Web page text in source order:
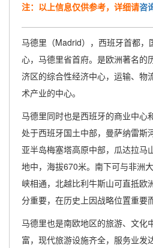
注：以上信息仅供参考，详细请咨
马德里（Madrid），西班牙首都，
心，马德里省首府。是欧洲著名的
济区的综合性经济中心，运输、物
术产业的中心。
马德里同时也是西班牙的商业中心
处于西班牙国土中部，曼萨纳雷斯
亚半岛梅塞塔高原中部，瓜达拉马
地中，海拔670米。南下可与非洲
峡相通，北越比利牛斯山可直抵欧
分重要，在历史上因战略位置重要
马德里也是南欧地区的旅游、文化
富，现代旅游设施齐全，服务业发达